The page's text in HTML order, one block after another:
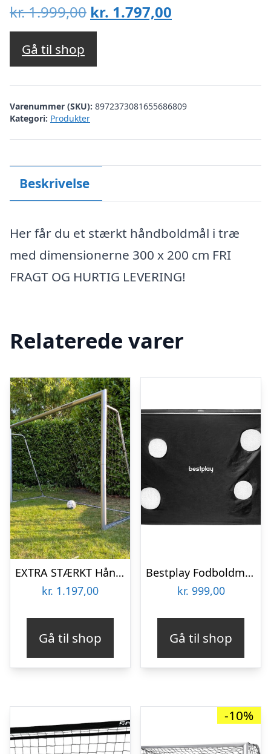
kr.1.999,00 Den
oprindelige
var:
kr. 1.999,00.
kr. 1.797,00
kr. 1.797,00.
Gå til shop
Varenummer (SKU): 8972373081655686809
Kategori: Produkter
Beskrivelse
Her får du et stærkt håndboldmål i træ
med dimensionerne 300 x 200 cm FRI
FRAGT OG HURTIG LEVERING!
Relaterede varer
EXTRA STÆRKT Håndboldmål 300 x 200 – FRI FRAGT – Galv. STÅL & GRÅ pulverlakering – HURTIG LEVERING
kr. 1.197,00
Gå til shop
Bestplay Fodboldmål/håndboldmål 240x160cm
kr. 999,00
Gå til shop
-10%